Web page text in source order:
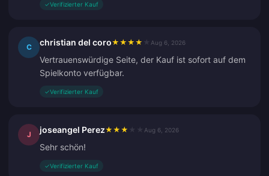
✓Verifizierter Kauf
C christian del coro★ ★ ★ ★ Aug 6, 2026
Vertrauenswürdige Seite, der Kauf ist sofort auf dem
Spielkonto verfügbar.
✓Verifizierter Kauf
J joseangel Perez★ ★ ★ Aug 6, 2026
Sehr schön!
✓Verifizierter Kauf